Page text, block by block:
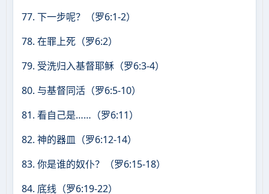
77. 下一步呢？（罗6:1-2）
78. 在罪上死（罗6:2）
79. 受洗归入基督耶稣（罗6:3-4）
80. 与基督同活（罗6:5-10）
81. 看自己是……（罗6:11）
82. 神的器皿（罗6:12-14）
83. 你是谁的奴仆？（罗6:15-18）
84. 底线（罗6:19-22）